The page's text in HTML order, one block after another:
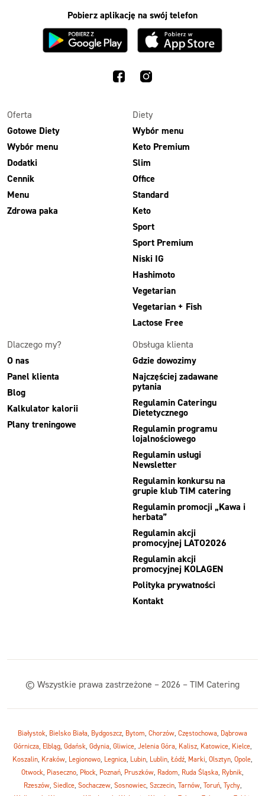
Pobierz aplikację na swój telefon
Oferta
Gotowe Diety
Wybór menu
Dodatki
Cennik
Menu
Zdrowa paka
Diety
Wybór menu
Keto Premium
Slim
Office
Standard
Keto
Sport
Sport Premium
Niski IG
Hashimoto
Vegetarian
Vegetarian + Fish
Lactose Free
Dlaczego my?
O nas
Panel klienta
Blog
Kalkulator kalorii
Plany treningowe
Obsługa klienta
Gdzie dowozimy
Najczęściej zadawane
pytania
Regulamin Cateringu
Dietetycznego
Regulamin programu
lojalnościowego
Regulamin usługi
Newsletter
Regulamin konkursu na
grupie klub TIM catering
Regulamin promocji „Kawa i
herbata”
Regulamin akcji
promocyjnej LATO2026
Regulamin akcji
promocyjnej KOLAGEN
Polityka prywatności
Kontakt
© Wszystkie prawa zastrzeżone – 2026 – TIM Catering
Białystok, Bielsko Biała, Bydgoszcz, Bytom, Chorzów, Częstochowa, Dąbrowa
Górnicza, Elbląg, Gdańsk, Gdynia, Gliwice, Jelenia Góra, Kalisz, Katowice, Kielce,
Koszalin, Kraków, Legionowo, Legnica, Lubin, Lublin, Łódź, Marki, Olsztyn, Opole,
Otwock, Piaseczno, Płock, Poznań, Pruszków, Radom, Ruda Śląska, Rybnik,
Rzeszów, Siedlce, Sochaczew, Sosnowiec, Szczecin, Tarnów, Toruń, Tychy,